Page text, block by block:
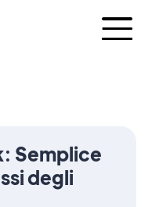
Semplice
degli